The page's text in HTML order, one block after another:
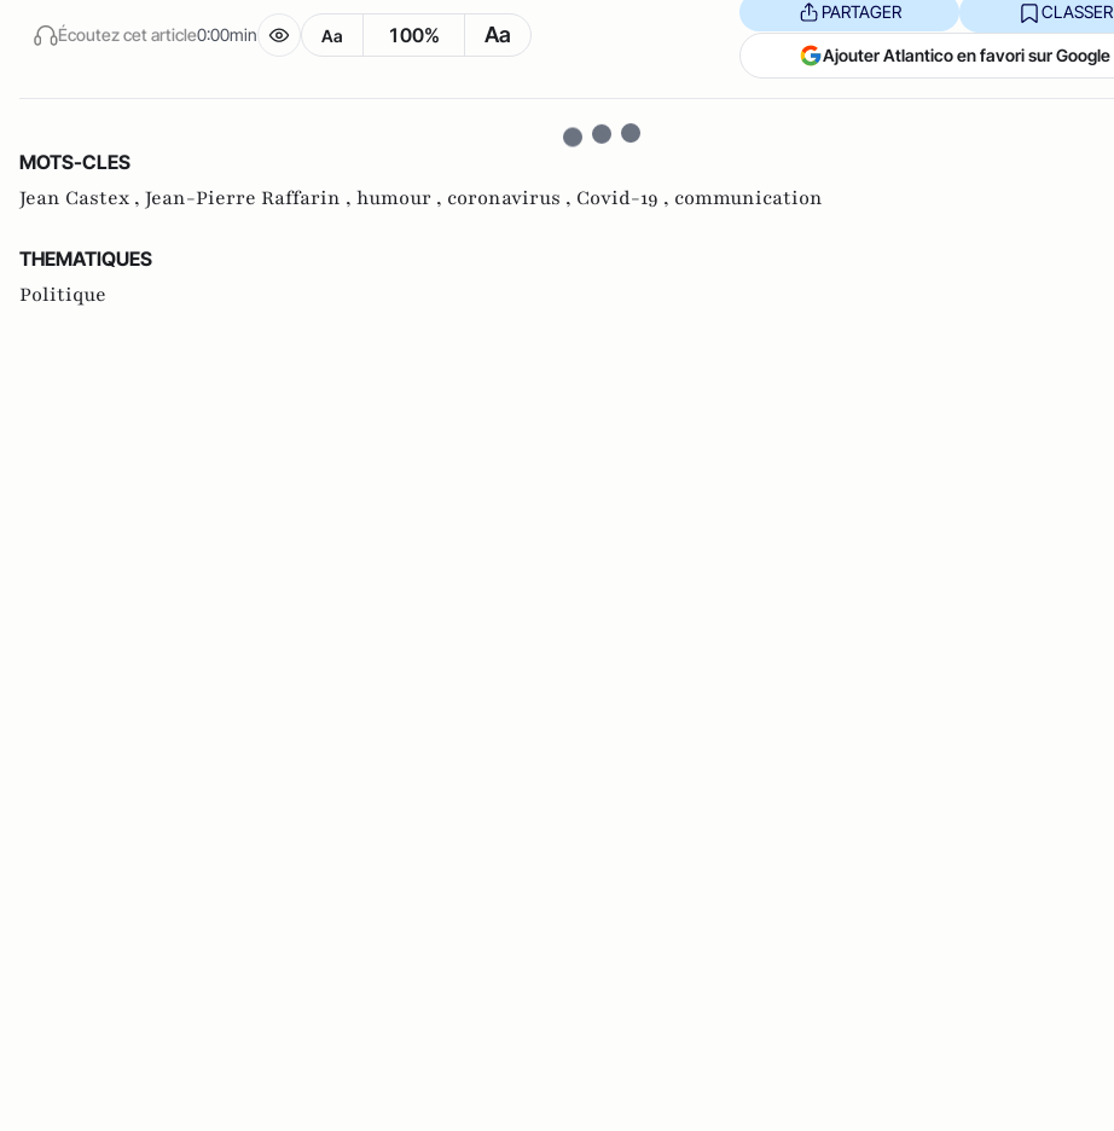
Écoutez cet article0:00min Aa 100% Aa
PARTAGER CLASSER
Ajouter Atlantico en favori sur Google
MOTS-CLES
Jean Castex , Jean-Pierre Raffarin , humour , coronavirus , Covid-19 , communication
THEMATIQUES
Politique